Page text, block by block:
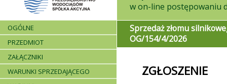
OGÓLNE
PRZEDMIOT
ZAŁĄCZNIKI
WARUNKI SPRZEDAJĄCEGO
Sprzedaż złomu
OG/154/4/2026
ZGŁOSZENIE